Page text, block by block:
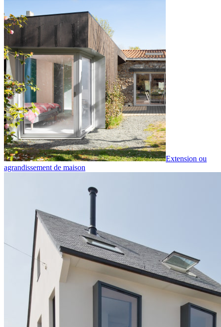
Extension ou
agrandissement de maison